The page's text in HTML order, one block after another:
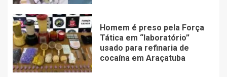
Homem é preso pela Força
Tática em “laboratório”
usado para refinaria de
cocaína em Araçatuba